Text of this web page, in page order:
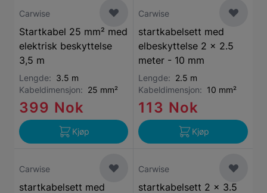
Carwise
Startkabel 25 mm² med
elektrisk beskyttelse
3,5 m
Lengde: 3.5 m
Kabeldimensjon: 25 mm²
399 Nok
Kjøp
Carwise
startkabelsett med
elbeskyttelse 2 x 2.5
meter - 10 mm
Lengde: 2.5 m
Kabeldimensjon: 10 mm²
113 Nok
Kjøp
Carwise
startkabelsett med
Carwise
startkabelsett 2 x 3.5